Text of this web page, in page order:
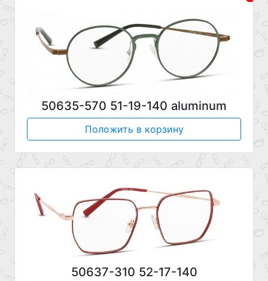
50635-570 51-19-140 aluminum
Положить в корзину
50637-310 52-17-140